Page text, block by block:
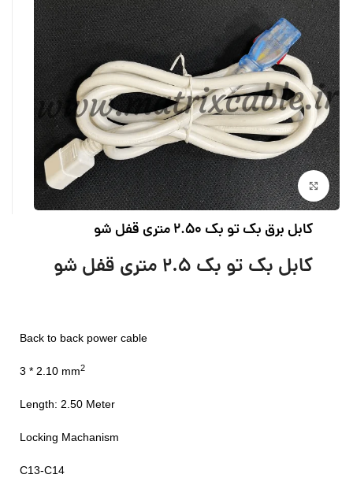
بزرگنمایی تصویر
کابل برق بک تو بک 2.50 متری قفل شو
کابل بک تو بک 2.5 متری قفل شو
Back to back power cable
3 * 2.10 mm2
Length: 2.50 Meter
Locking Machanism
C13-C14